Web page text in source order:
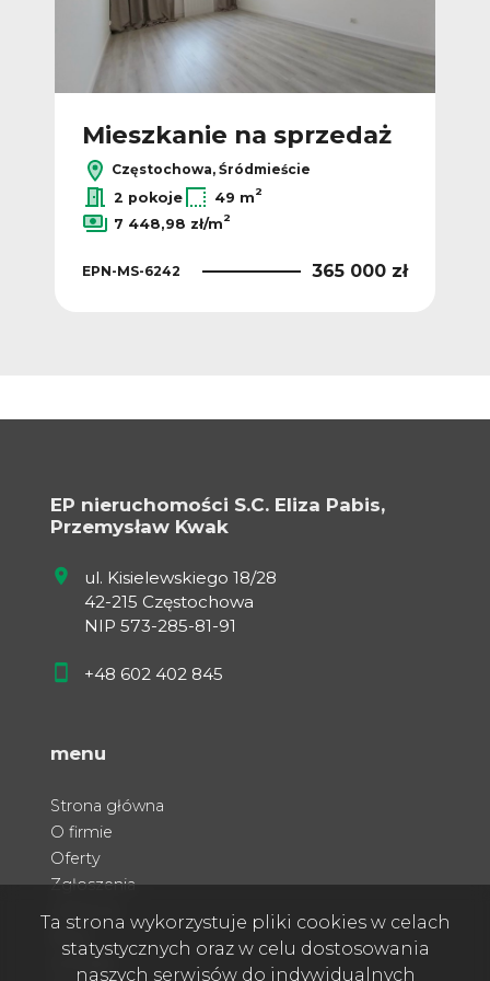
Mieszkanie na sprzedaż
Częstochowa, Śródmieście
2 pokoje
49 m2
7 448,98 zł/m2
EPN-MS-6242 365 000 zł
EP nieruchomości S.C. Eliza Pabis,
Przemysław Kwak
ul. Kisielewskiego 18/28
42-215 Częstochowa
NIP 573-285-81-91
+48 602 402 845
menu
Strona główna
O firmie
Oferty
Zgłoszenia
Kontakt
Ta strona wykorzystuje pliki cookies w celach
statystycznych oraz w celu dostosowania
naszych serwisów do indywidualnych